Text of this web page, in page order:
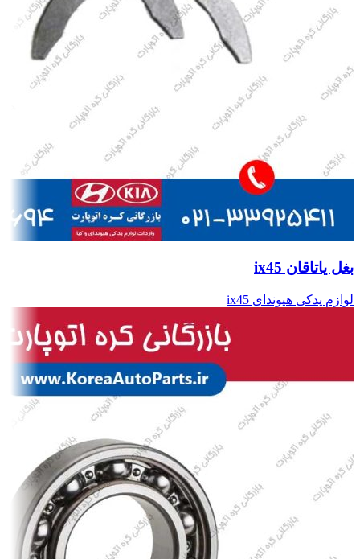
بغل یاتاقان ix45
لوازم یدکی هیوندای ix45